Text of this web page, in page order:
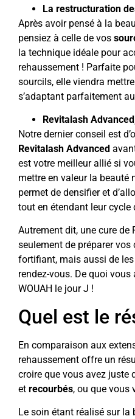
La restructuration
Après avoir pensé à la
pensiez à celle de vos
la technique idéale pour
rehaussement ! Parfaite
sourcils, elle viendra
s’adaptant parfaitement
Revitalash
Notre dernier conseil est
Revitalash Advanced
est votre meilleur allié si
mettre en valeur la beauté
permet de densifier et
tout en étendant leur cycle
Autrement dit, une cure de
seulement de préparer
fortifiant, mais aussi de
rendez-vous. De quoi
WOUAH le jour J !
Quel est le
En comparaison aux
rehaussement offre un
croire que vous avez juste
et recourbés, ou que vous
Le soin étant réalisé sur la